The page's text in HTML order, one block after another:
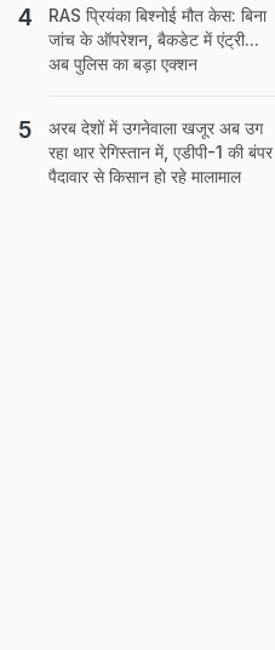
RAS प्रियंका बिश्नोई मौत केस: बिना
जांच के ऑपरेशन, बैकडेट में एंट्री...
अब पुलिस का बड़ा एक्शन
अरब देशों में उगनेवाला खजूर अब उग
रहा थार रेगिस्तान में, एडीपी-1 की बंपर
पैदावार से किसान हो रहे मालामाल